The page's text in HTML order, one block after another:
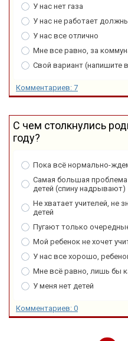
У нас нет газа
У нас не работает
У нас все отлично
Мне все равно, за
Свой вариант (напишите
Комментариев: 7
С чем столкнулись
году?
Пока всё нормально-
Самая большая
детей (спину надрывают)
Не хватает учителей, не
детей
Пугают только
Мой ребенок не хочет
У нас все хорошо,
Мне всё равно, лишь бы
У меня нет детей
Комментариев: 0